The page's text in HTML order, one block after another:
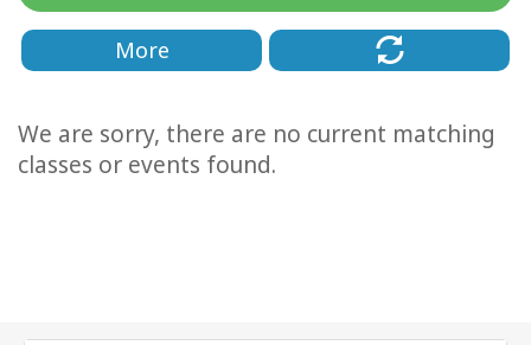
课
找
导
More
We are sorry, there are no current matching
classes or events found.